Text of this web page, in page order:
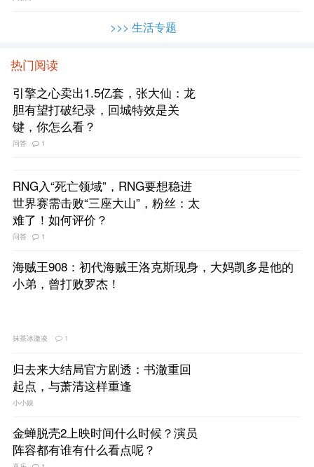
>>> 生活专题
热门阅读
引擎之心卖出1.5亿套，张大仙：龙
胆有望打破纪录，回城特效是关
键，你怎么看？
RNG入“死亡领域”，RNG要想稳进
世界赛需击败“三座大山”，粉丝：太
难了！如何评价？
海贼王908：初代海贼王洛克斯现身，大妈凯多是他的
小弟，曾打败罗杰！
归去来大结局官方剧透：书澈重回
起点，与萧清这样重逢
金蝉脱壳2上映时间什么时候？演员
阵容都有谁有什么看点呢？